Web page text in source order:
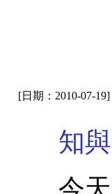
[日期：2010-07-19]
知